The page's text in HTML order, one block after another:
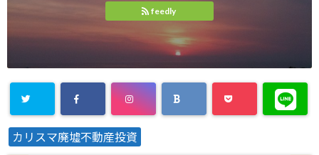
feedly
カリスマ廃墟不動産投資